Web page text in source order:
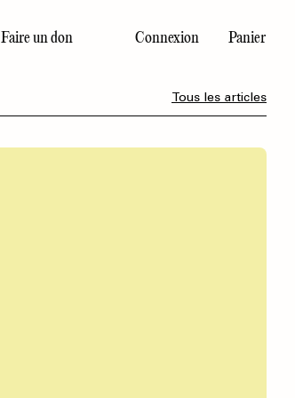
Faire un don Connexion Panier
Tous les articles